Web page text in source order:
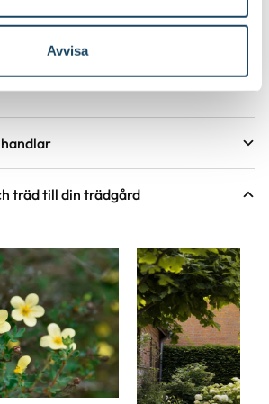
Avvisa
du in romantik och drömmar i din
tid blommar under våren på bar
och bilder
måtten och din växts utseende
informationen och fotona på
varor
träd till din trädgård